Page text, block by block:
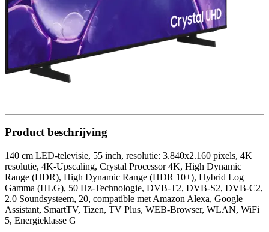
Product beschrijving
140 cm LED-televisie, 55 inch, resolutie: 3.840x2.160 pixels, 4K
resolutie, 4K-Upscaling, Crystal Processor 4K, High Dynamic
Range (HDR), High Dynamic Range (HDR 10+), Hybrid Log
Gamma (HLG), 50 Hz-Technologie, DVB-T2, DVB-S2, DVB-C2,
2.0 Soundsysteem, 20, compatible met Amazon Alexa, Google
Assistant, SmartTV, Tizen, TV Plus, WEB-Browser, WLAN, WiFi
5, Energieklasse G